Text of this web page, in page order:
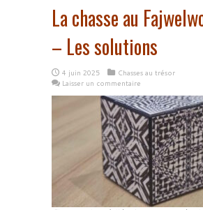
La chasse au
– Les solutions
4 juin 2025
Chasses au trésor
Laisser un commentaire